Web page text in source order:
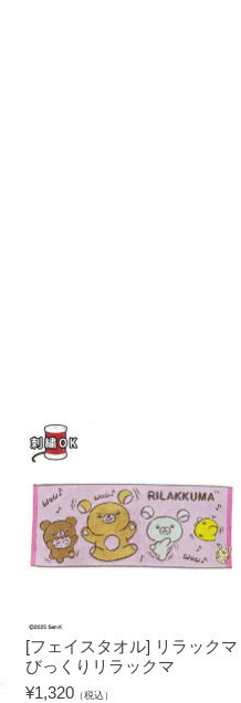
[フェイスタオル] リラックマ
びっくりリラックマ
¥1,320 （税込）